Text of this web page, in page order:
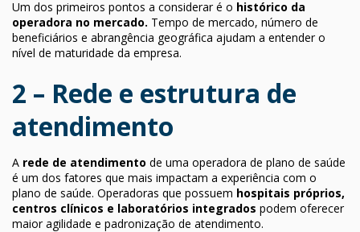
Um dos primeiros pontos a considerar é o histórico da
operadora no mercado. Tempo de mercado, número de
beneficiários e abrangência geográfica ajudam a entender o
nível de maturidade da empresa.
2 – Rede e estrutura de
atendimento
A rede de atendimento de uma operadora de plano de saúde
é um dos fatores que mais impactam a experiência com o
plano de saúde. Operadoras que possuem hospitais próprios,
centros clínicos e laboratórios integrados podem oferecer
maior agilidade e padronização de atendimento.